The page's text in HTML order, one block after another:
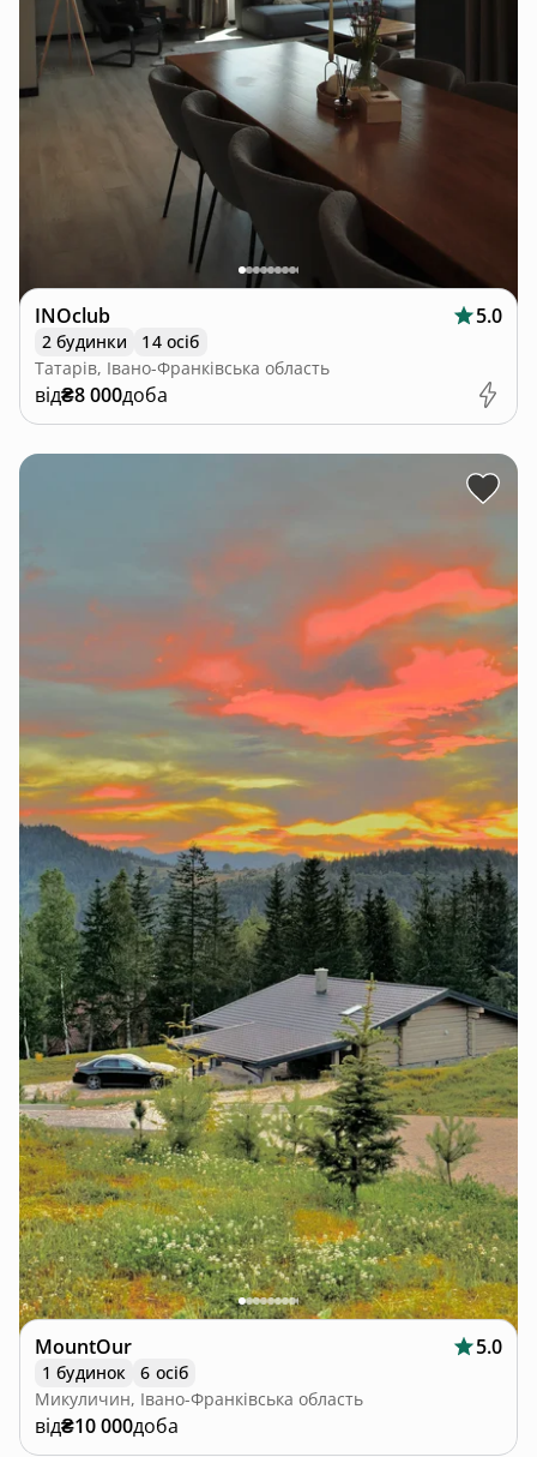
INOclub 5.0
2 будинки
14 осіб
Татарів, Івано-Франківська область
від₴8 000доба
MountOur 5.0
1 будинок
6 осіб
Микуличин, Івано-Франківська область
від₴10 000доба